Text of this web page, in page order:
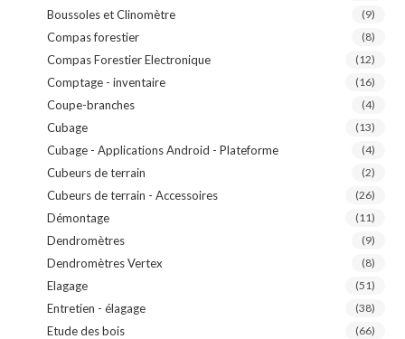
Boussoles et Clinomètre (9)
Compas forestier (8)
Compas Forestier Electronique (12)
Comptage - inventaire (16)
Coupe-branches (4)
Cubage (13)
Cubage - Applications Android - Plateforme (4)
Cubeurs de terrain (2)
Cubeurs de terrain - Accessoires (26)
Démontage (11)
Dendromètres (9)
Dendromètres Vertex (8)
Elagage (51)
Entretien - élagage (38)
Etude des bois (66)